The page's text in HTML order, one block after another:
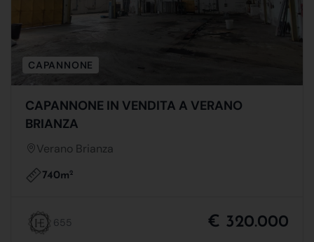
CAPANNONE
CAPANNONE IN VENDITA A VERANO
BRIANZA
Verano Brianza
740m2
655 € 320.000